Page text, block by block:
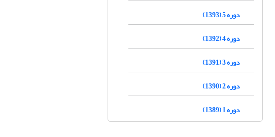
دوره 5 (1393)
دوره 4 (1392)
دوره 3 (1391)
دوره 2 (1390)
دوره 1 (1389)